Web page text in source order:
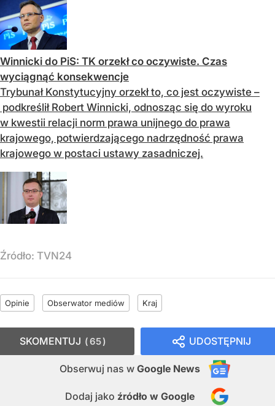
Winnicki do PiS: TK orzekł co oczywiste. Czas
wyciągnąć konsekwencje
Trybunał Konstytucyjny orzekł to, co jest oczywiste –
podkreślił Robert Winnicki, odnosząc się do wyroku
w kwestii relacji norm prawa unijnego do prawa
krajowego, potwierdzającego nadrzędność prawa
krajowego w postaci ustawy zasadniczej.
Źródło: TVN24
Opinie Obserwator mediów Kraj
UDOSTĘPNIJ
Obserwuj nas w Google News
Dodaj jako źródło w Google
SKOMENTUJ 65